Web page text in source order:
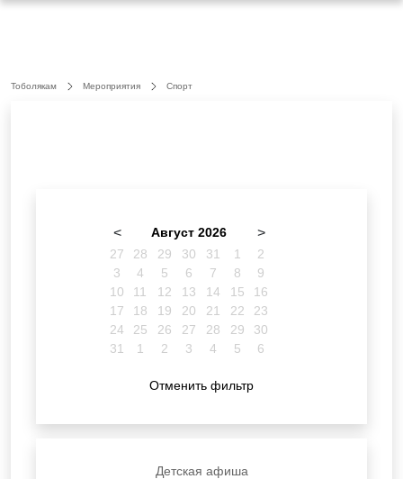
Тоболякам Мероприятия Спорт
< Август 2026 >
27 28 29 30 31 1
2
3
4 5 6 7 8
9
10
11 12 13 14 15
16
17
18 19 20 21 22
23
24
25 26 27 28 29
30
31
1 2 3 4 5 6
Отменить фильтр
Детская афиша